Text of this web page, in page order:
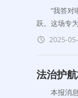
“我答对啦
跃。这场专
2025-
法治护
本报消息